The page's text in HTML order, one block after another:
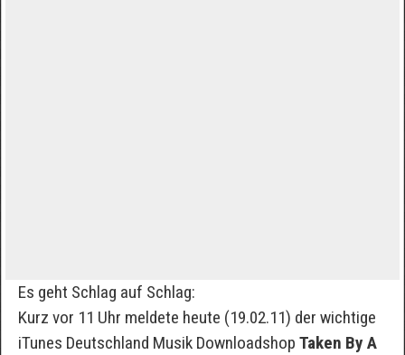
Es geht Schlag auf Schlag:
Kurz vor 11 Uhr meldete heute (19.02.11) der wichtige
iTunes Deutschland Musik Downloadshop Taken By A